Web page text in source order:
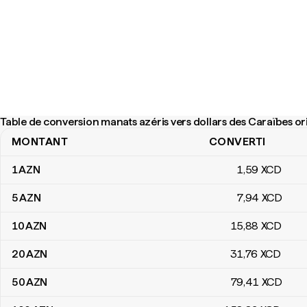
Table de conversion manats azéris vers dollars des Caraïbes
Table de conversion manats azéris vers dollars des Caraïbes
MONTANT CONVERTI
1AZN 1,59 XCD
5AZN 7,94 XCD
10AZN 15,88 XCD
20AZN 31,76 XCD
50AZN 79,41 XCD